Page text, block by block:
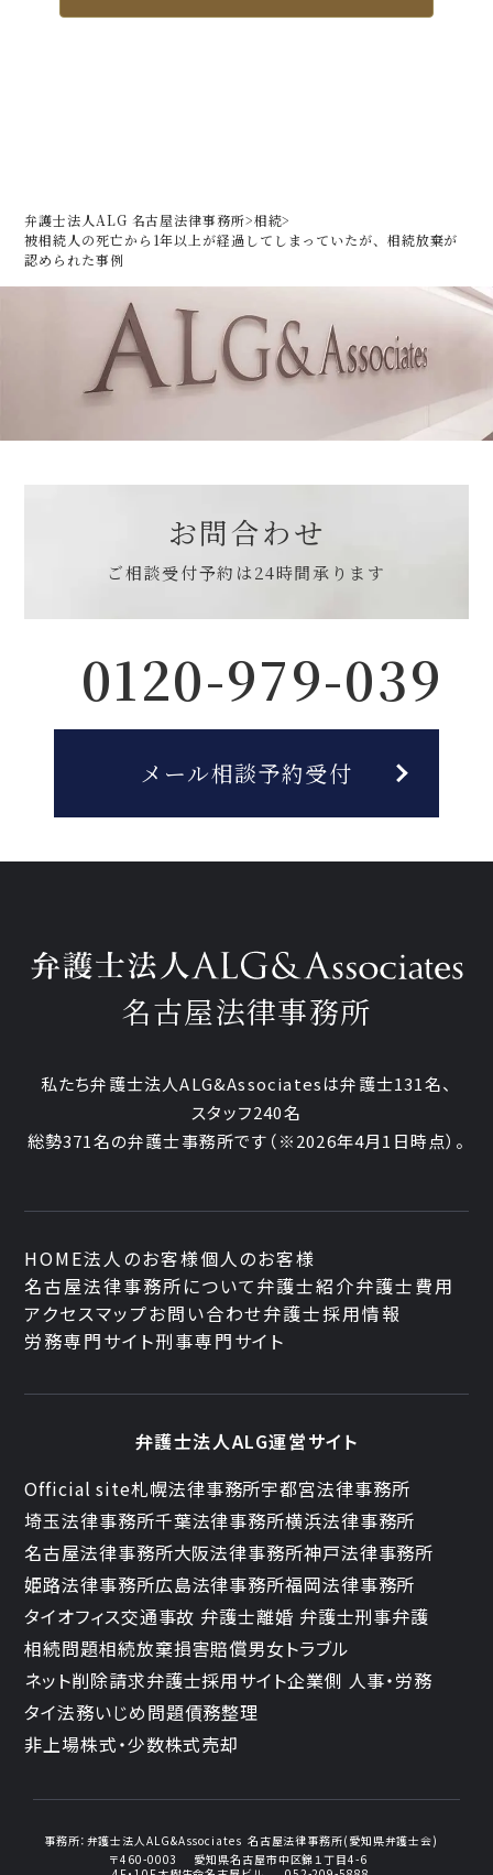
弁護士法人ALG 名古屋法律事務所>相続>
被相続人の死亡から1年以上が経過してしまっていたが、 相続放棄が
認められた事例
お問合わせ
ご相談受付予約は24時間承ります
0120-979-039
メール相談予約受付
名古屋法律事務所
私たち弁護士法人ALG&Associatesは弁護士131名、
スタッフ240名
総勢371名の弁護士事務所です （※2026年4月1日時点）。
HOME法人のお客様個人のお客様
名古屋法律事務所について弁護士紹介弁護士費用
アクセスマップお問い合わせ弁護士採用情報
労務専門サイト刑事専門サイト
弁護士法人ALG運営サイト
Official site札幌法律事務所宇都宮法律事務所
埼玉法律事務所千葉法律事務所横浜法律事務所
名古屋法律事務所大阪法律事務所神戸法律事務所
姫路法律事務所広島法律事務所福岡法律事務所
タイオフィス交通事故 弁護士離婚 弁護士刑事弁護
相続問題相続放棄損害賠償男女トラブル
ネット削除請求弁護士採用サイト企業側 人事・労務
タイ法務いじめ問題債務整理
非上場株式・少数株式売却
事務所： 弁護士法人ALG&Associates 名古屋法律事務所(愛知県弁護士会)
〒460-0003
愛知県名古屋市中区錦１丁目4-6